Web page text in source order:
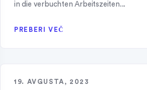
in die verbuchten Arbeitszeiten...
PREBERI VEČ
19. AVGUSTA, 2023